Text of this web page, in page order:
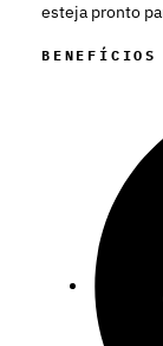
esteja pronto
BENEFÍCIOS